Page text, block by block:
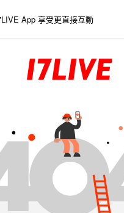
App 享受更直接互動